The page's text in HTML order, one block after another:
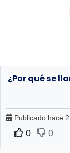
¿Por qué se
Publicado hace
0 0